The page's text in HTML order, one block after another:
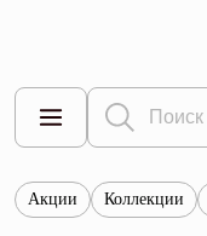
Все товары
Акции Коллекции